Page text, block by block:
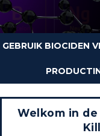
GEBRUIK BIOCIDEN
Welkom in